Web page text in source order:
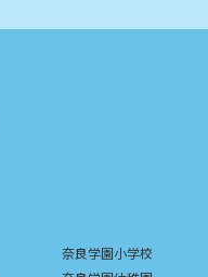
奈良学園小学校